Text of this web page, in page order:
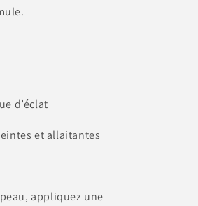
d’éclat
et allaitantes
appliquez une